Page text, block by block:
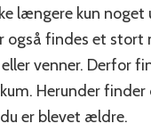
længere kun noget
også findes et
venner. Derfor
Herunder
er blevet ældre.